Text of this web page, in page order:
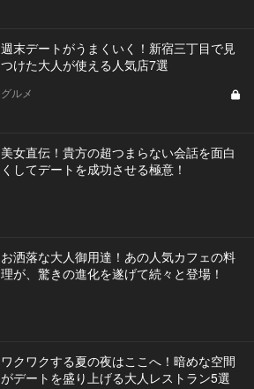
週末デートがうまくいく！新宿三丁目で見
つけた大人が使える人気店7選
グルメ
美女直伝！貴方の超つまらない会話を面白
くしてデートを成功させる極意！
お洒落な大人御用達！あの人気カフェの料
理が、驚きの進化を遂げて続々と登場！
ワクワクする夏の夜はここへ！暗めな空間
がデートを盛り上げる大人レストラン5選